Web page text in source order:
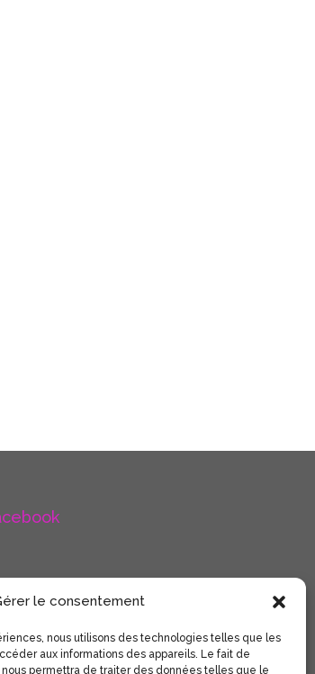
le consentement
nous utilisons des technologies telles que les
aux informations des appareils. Le fait de
permettra de traiter des données telles que le